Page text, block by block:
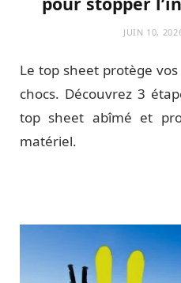
JUIN 10,
Le top sheet protège
chocs. Découvrez 3
top sheet abîmé et
matériel.